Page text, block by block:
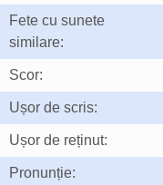
Fete cu sunete
similare:
Scor:
Ușor de scris:
Ușor de reținut:
Pronunție: